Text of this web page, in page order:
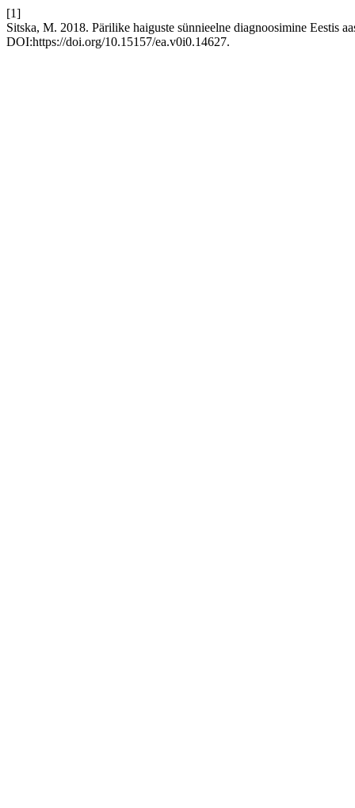
[1]
Sitska, M. 2018. Pärilike haiguste sünnieelne diagnoosimine Eestis
DOI:https://doi.org/10.15157/ea.v0i0.14627.